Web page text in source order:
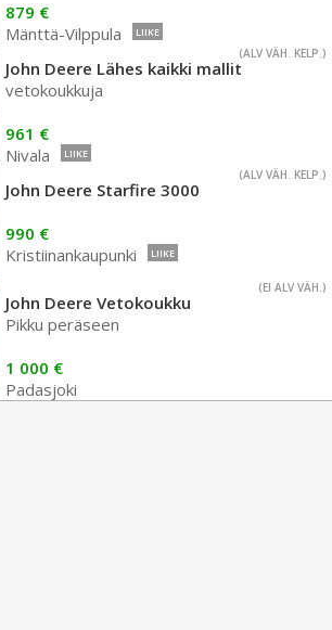
879 €
Mänttä-Vilppula
LIIKE
(ALV VÄH. KELP.)
John Deere Lähes kaikki mallit
vetokoukkuja
961 €
Nivala
LIIKE
(ALV VÄH. KELP.)
John Deere Starfire 3000
990 €
Kristiinankaupunki
LIIKE
(EI ALV VÄH.)
John Deere Vetokoukku
Pikku peräseen
1 000 €
Padasjoki